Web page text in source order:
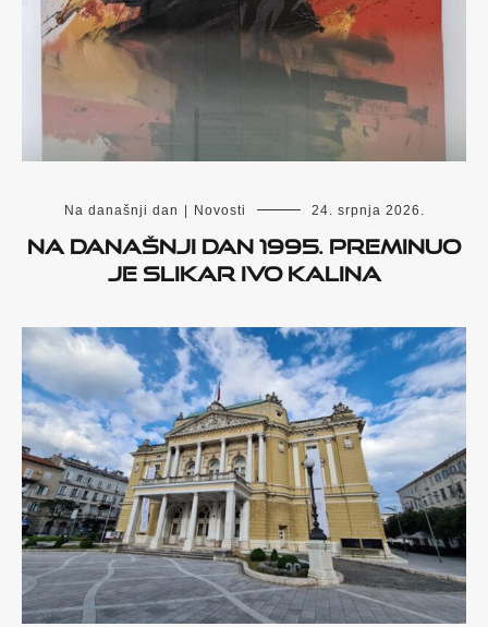
Na današnji dan Novosti 24. srpnja 2026.
Na današnji dan 1995. preminuo
je slikar Ivo Kalina